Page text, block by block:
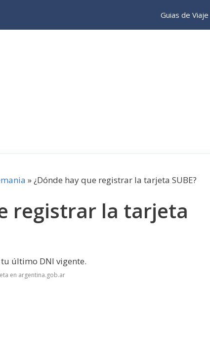
Guias de Viaje
»¿Dónde hay que registrar la tarjeta SUBE?
registrar la tarjeta
último DNI vigente.
en argentina.gob.ar